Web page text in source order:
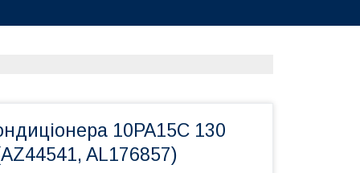
10PA15C 130
AL176857)